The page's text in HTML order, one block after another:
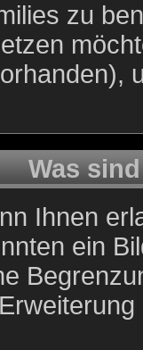
zu
Was
Ihnen
ein